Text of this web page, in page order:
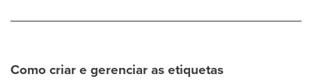
Como criar e gerenciar as etiquetas